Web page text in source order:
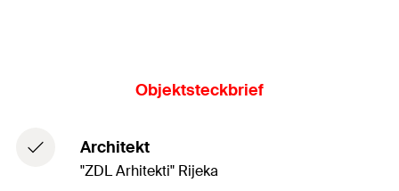
Objektsteckbrief
Architekt
"ZDL Arhitekti" Rijeka